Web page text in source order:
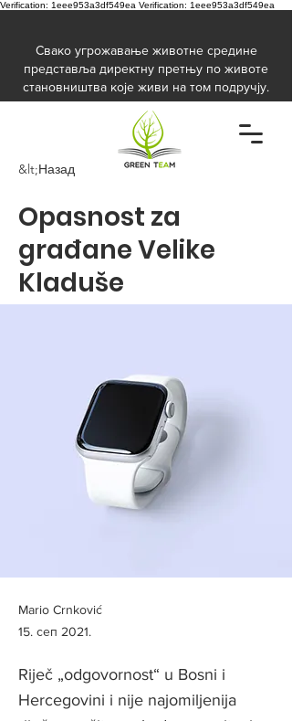
Verification: 1eee953a3df549ea Verification: 1eee953a3df549ea
Свако угрожавање животне средине
представља директну претњу по животе
становништва које живи на том подручју.
&lt;Назад
Opasnost za
građane Velike
Kladuše
Mario Crnković
15. сеп 2021.
Riječ „odgovornost“ u Bosni i
Hercegovini i nije najomiljenija